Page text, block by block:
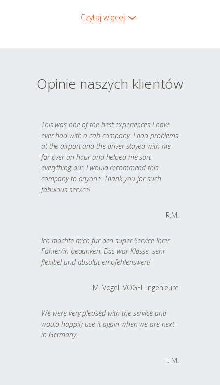
Czytaj więcej
Opinie naszych klientów
This was one of the best experiences I have
ever had with a cab company. I had problems
at the airport and the driver stayed with me
for over an hour and helped me sort
everything out. I would recommend this
company to anyone. Thank you for such
fabulous service!
R.M.
Ich möchte mich für den super Service Ihrer
Fahrer/in bedanken. Das war Klasse, sehr
flexibel und absolut empfehlenswert!
M. Vogel, VOGEL Ingenieure
We were very pleased with the service and
would happily use it again when we are next
in Germany.
T. M.